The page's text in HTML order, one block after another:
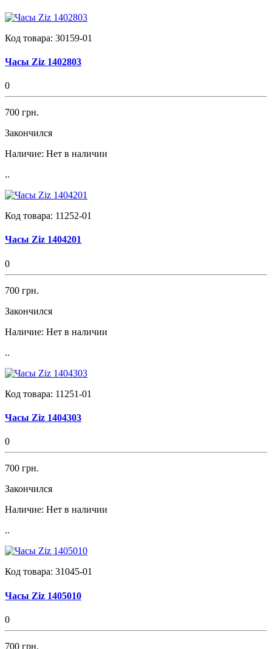
Код товара: 30159-01
Часы Ziz 1402803
0
700 грн.
Закончился
Наличие: Нет в наличии
..
Код товара: 11252-01
Часы Ziz 1404201
0
700 грн.
Закончился
Наличие: Нет в наличии
..
Код товара: 11251-01
Часы Ziz 1404303
0
700 грн.
Закончился
Наличие: Нет в наличии
..
Код товара: 31045-01
Часы Ziz 1405010
0
700 грн.